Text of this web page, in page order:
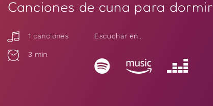
Canciones de cuna para dormir
1 canciones
3 min
Escuchar en...